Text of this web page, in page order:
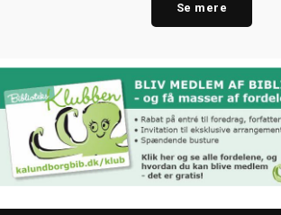
Se mere